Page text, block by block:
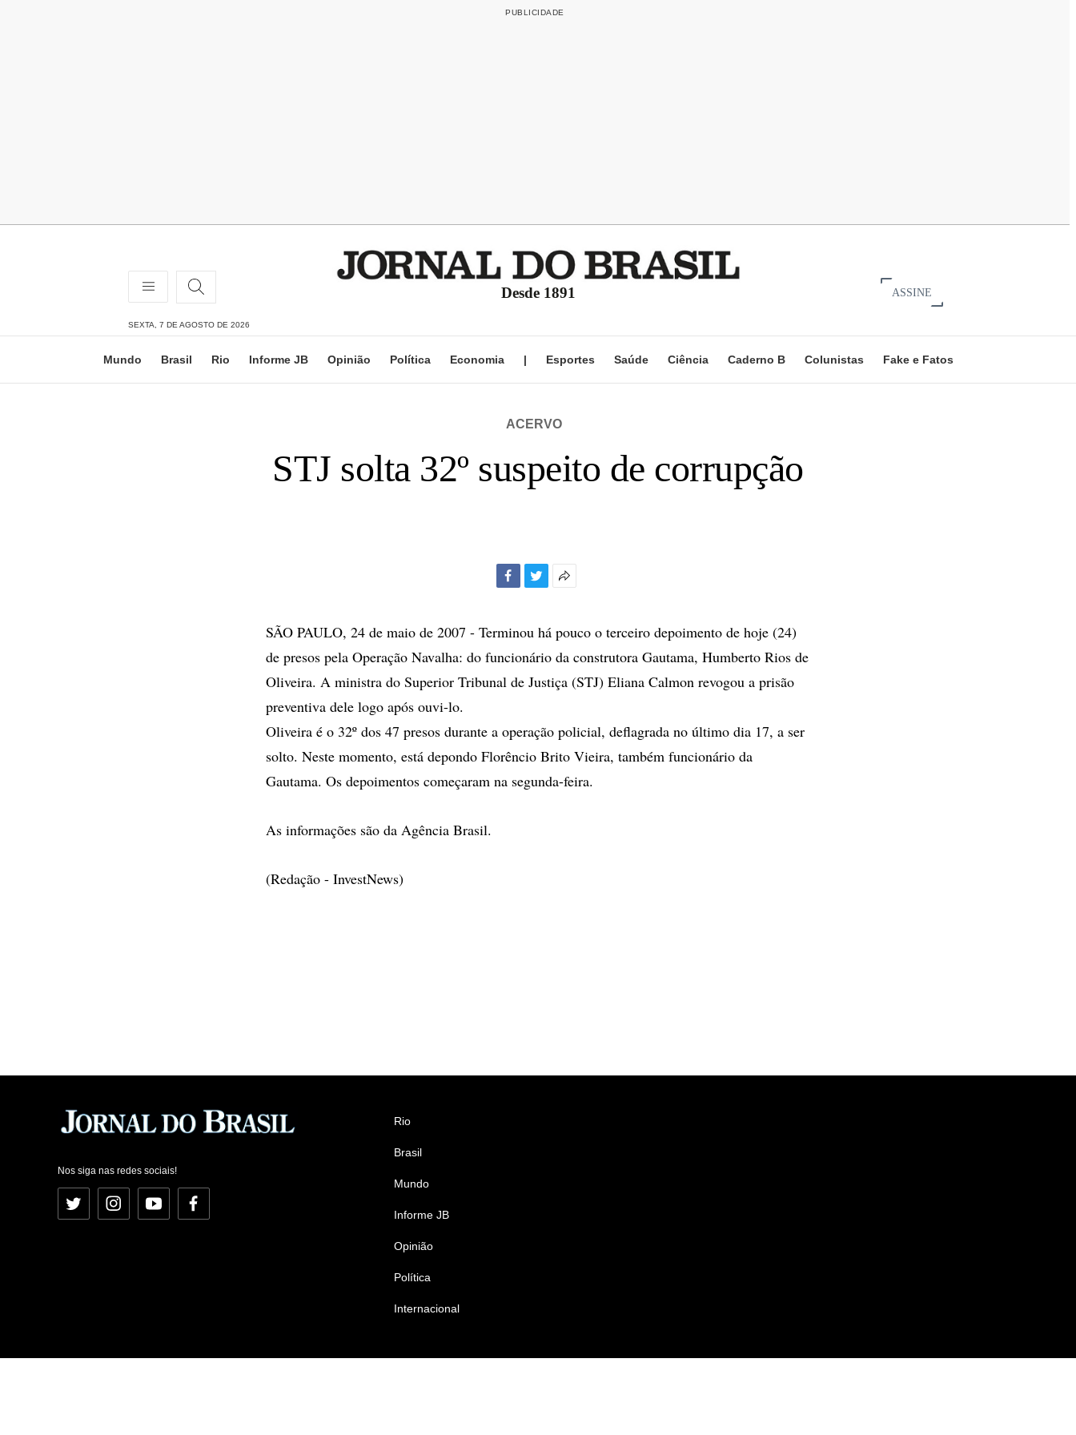
Desde 1891 ASSINE
SEXTA, 7 DE AGOSTO DE 2026
Mundo Brasil Rio Informe JB Opinião Política Economia | Esportes Saúde Ciência Caderno B Colunistas Fake e Fatos
ACERVO
STJ solta 32º suspeito de corrupção
compartilhamento
SÃO PAULO, 24 de maio de 2007 - Terminou há pouco o terceiro depoimento de hoje (24)
de presos pela Operação Navalha: do funcionário da construtora Gautama, Humberto Rios de
Oliveira. A ministra do Superior Tribunal de Justiça (STJ) Eliana Calmon revogou a prisão
preventiva dele logo após ouvi-lo.
Oliveira é o 32º dos 47 presos durante a operação policial, deflagrada no último dia 17, a ser
solto. Neste momento, está depondo Florêncio Brito Vieira, também funcionário da
Gautama. Os depoimentos começaram na segunda-feira.
As informações são da Agência Brasil.
(Redação - InvestNews)
Nos siga nas redes sociais!
Twitter InstagramYouTubeFacebook
Rio
Brasil
Mundo
Informe JB
Opinião
Política
Internacional